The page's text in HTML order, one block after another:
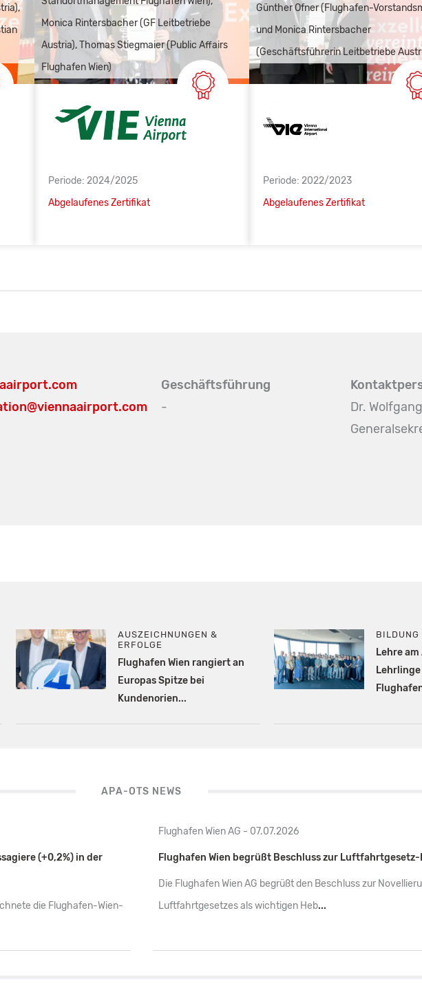
Monica Rintersbacher (GF Leitbetriebe
Austria), Thomas Stiegmaier (Public Affairs
Flughafen Wien)
Periode: 2024/2025
Abgelaufenes Zertifikat
Günther Ofner (Flughafen-
und Monica Rintersbacher
(Geschäftsführerin Leitbetriebe
Periode: 2022/2023
Abgelaufenes Zertifikat
Geschäftsführung
-
Dr.
AUSZEICHNUNGEN &
ERFOLGE
Flughafen Wien rangiert an
Europas Spitze bei
Kundenorien...
BILDUNG
Lehre
APA-OTS NEWS
(+0,2%) in der
die Flughafen-Wien-
Flughafen Wien AG - 07.07.2026
Flughafen Wien begrüßt Beschluss zur
Die Flughafen Wien AG begrüßt den Beschluss zur
Luftfahrtgesetzes als wichtigen Heb...